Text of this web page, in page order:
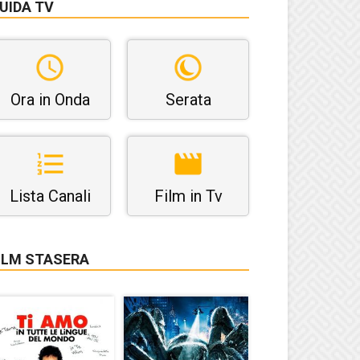
TV
Ora in Onda Serata
Lista Canali Film in Tv
STASERA